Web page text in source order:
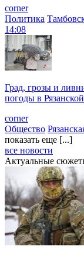
corner
Политика
14:08
Град, грозы и
погоды в
corner
Общество
показать еще [...]
все новости
Актуальные